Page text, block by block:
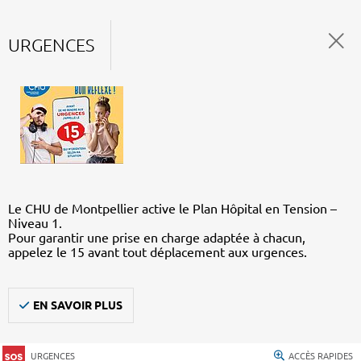
URGENCES
Le CHU de Montpellier active le Plan Hôpital en Tension –
Niveau 1.
Pour garantir une prise en charge adaptée à chacun,
appelez le 15 avant tout déplacement aux urgences.
EN SAVOIR PLUS
URGENCES ACCÈS RAPIDES